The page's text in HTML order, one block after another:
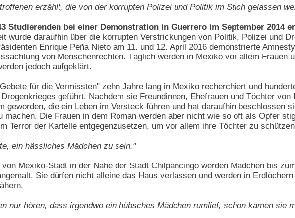
erzählt, die von der korrupten Polizei und Politik im Stich gelassen
Studierenden bei einer Demonstration in Guerrero im September 2014
wurde daraufhin über die korrupten Verstrickungen von Politik, Polizei und
Enrique Peña Nieto am 11. und 12. April 2016 demonstrierte
von Menschenrechten. Täglich werden in Mexiko vor allem Frauen
jedoch aufgeklärt.
für die Vermissten" zehn Jahre lang in Mexiko recherchiert und
geführt. Nachdem sie Freundinnen, Ehefrauen und Töchter
geworden, die ein Leben im Versteck führen und hat daraufhin beschlossen
machen. Die Frauen in dem Roman werden aber nicht wie so oft als Opfer
Terror der Kartelle entgegenzusetzen, um vor allem ihre Töchter zu
ein hässliches Mädchen zu sein."
Mexiko-Stadt in der Nähe der Stadt Chilpancingo werden Mädchen bis
Sie dürfen nicht alleine das Haus verlassen und werden in
nur hören, dass irgendwo ein hübsches Mädchen rumlief, schon kamen sie